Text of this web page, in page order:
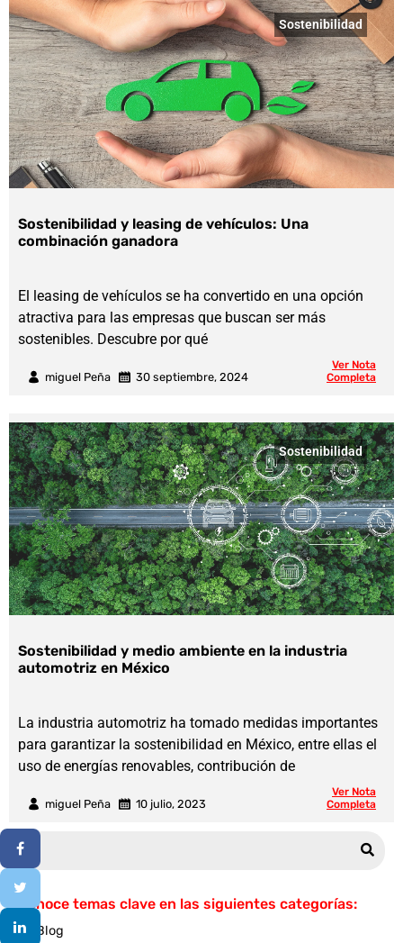
Sostenibilidad y leasing de vehículos: Una
combinación ganadora
miguel Peña 30 septiembre, 2024
Sostenibilidad
El leasing de vehículos se ha convertido en una opción
atractiva para las empresas que buscan ser más
sostenibles. Descubre por qué
Ver Nota
Completa
Sostenibilidad y medio ambiente en la industria
automotriz en México
miguel Peña 10 julio, 2023
Sostenibilidad
La industria automotriz ha tomado medidas importantes
para garantizar la sostenibilidad en México, entre ellas el
uso de energías renovables, contribución de
Ver Nota
Completa
Conoce temas clave en las siguientes categorías:
Blog